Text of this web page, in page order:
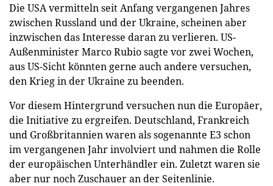
Die USA vermitteln seit Anfang vergangenen Jahres
zwischen Russland und der Ukraine, scheinen aber
inzwischen das Interesse daran zu verlieren. US-
Außenminister Marco Rubio sagte vor zwei Wochen,
aus US-Sicht könnten gerne auch andere versuchen,
den Krieg in der Ukraine zu beenden.
Vor diesem Hintergrund versuchen nun die Europäer,
die Initiative zu ergreifen. Deutschland, Frankreich
und Großbritannien waren als sogenannte E3 schon
im vergangenen Jahr involviert und nahmen die Rolle
der europäischen Unterhändler ein. Zuletzt waren sie
aber nur noch Zuschauer an der Seitenlinie.